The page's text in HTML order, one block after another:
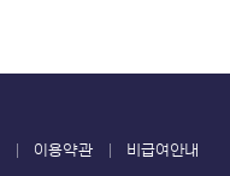
이용약관 비급여안내